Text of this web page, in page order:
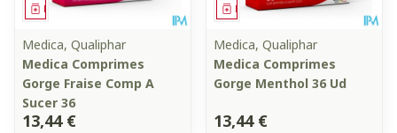
Médicament
Medica, Qualiphar
Medica Comprimes
Gorge Fraise Comp A
Sucer 36
13,44 €
Médicament
Medica, Qualiphar
Medica Comprimes
Gorge Menthol 36 Ud
13,44 €